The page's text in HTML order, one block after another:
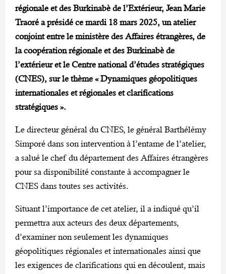
régionale et des Burkinabè de l’Extérieur, Jean Marie
Traoré a présidé ce mardi 18 mars 2025, un atelier
conjoint entre le ministère des Affaires étrangères, de
la coopération régionale et des Burkinabè de
l’extérieur et le Centre national d’études stratégiques
(CNES), sur le thème « Dynamiques géopolitiques
internationales et régionales et clarifications
stratégiques ».
Le directeur général du CNES, le général Barthélémy
Simporé dans son intervention à l’entame de l’atelier,
a salué le chef du département des Affaires étrangères
pour sa disponibilité constante à accompagner le
CNES dans toutes ses activités.
Situant l’importance de cet atelier, il a indiqué qu’il
permettra aux acteurs des deux départements,
d’examiner non seulement les dynamiques
géopolitiques régionales et internationales ainsi que
les exigences de clarifications qui en découlent, mais